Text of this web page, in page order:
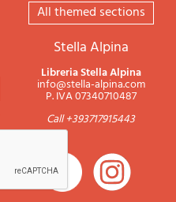
All themed sections
Stella Alpina
Libreria Stella Alpina
info@stella-alpina.com
P. IVA 07340710487
Call +393717915443